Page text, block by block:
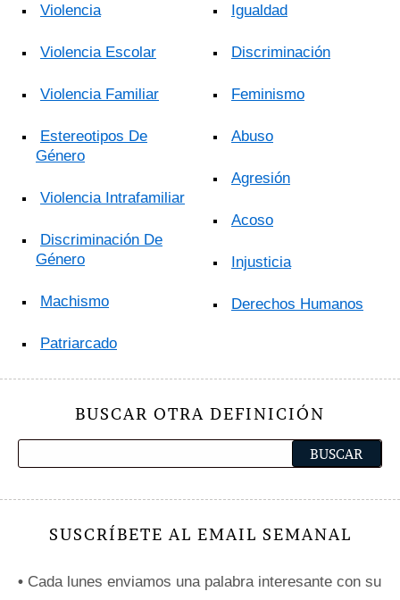
Violencia
Violencia Escolar
Violencia Familiar
Estereotipos De
Género
Violencia Intrafamiliar
Discriminación De
Género
Machismo
Patriarcado
Igualdad
Discriminación
Feminismo
Abuso
Agresión
Acoso
Injusticia
Derechos Humanos
BUSCAR OTRA DEFINICIÓN
SUSCRÍBETE AL EMAIL SEMANAL
• Cada lunes enviamos una palabra interesante con su